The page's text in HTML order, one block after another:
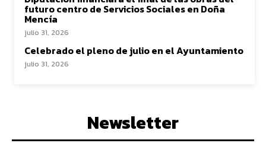
futuro centro de Servicios Sociales en Doña
Mencía
julio 31, 2026
Celebrado el pleno de julio en el Ayuntamiento
julio 31, 2026
Newsletter